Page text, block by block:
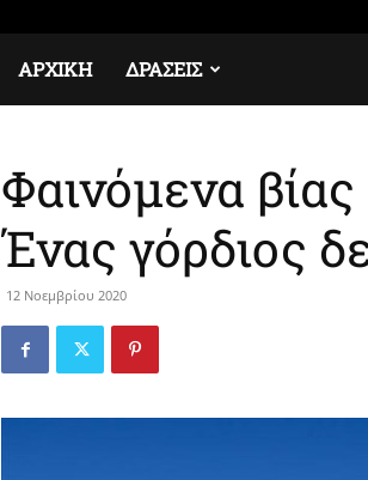
ΑΡΧΙΚΉ ΔΡΆΣΕΙΣ
Φαινόμενα
Ένας γόρδιος
12 Νοεμβρίου 2020